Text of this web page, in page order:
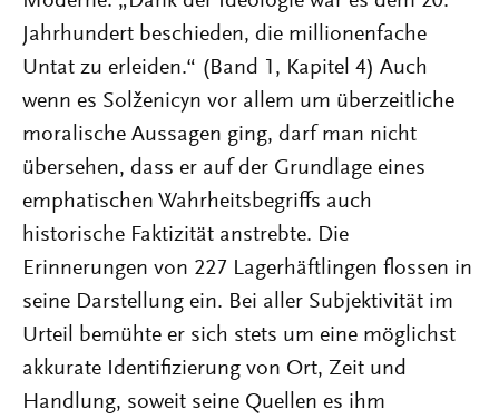
Jahrhundert beschieden, die millionenfache
Untat zu erleiden.“ (Band 1, Kapitel 4) Auch
wenn es Solženicyn vor allem um überzeitliche
moralische Aussagen ging, darf man nicht
übersehen, dass er auf der Grundlage eines
emphatischen Wahrheitsbegriffs auch
historische Faktizität anstrebte. Die
Erinnerungen von 227 Lagerhäftlingen flossen in
seine Darstellung ein. Bei aller Subjektivität im
Urteil bemühte er sich stets um eine möglichst
akkurate Identifizierung von Ort, Zeit und
Handlung, soweit seine Quellen es ihm